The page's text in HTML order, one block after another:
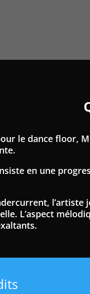
le dance floor,
en une
L’aspect